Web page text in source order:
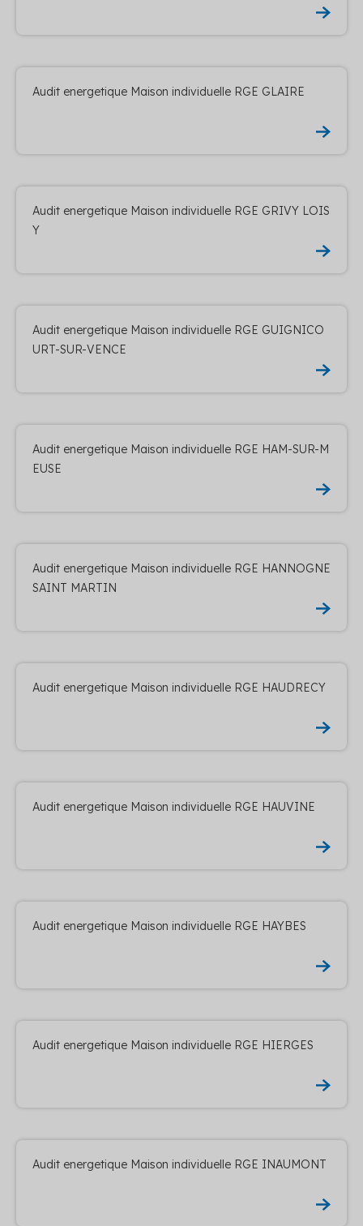
Audit energetique Maison individuelle RGE GLAIRE
Audit energetique Maison individuelle RGE GRIVY LOIS
Y
Audit energetique Maison individuelle RGE GUIGNICO
URT-SUR-VENCE
Audit energetique Maison individuelle RGE HAM-SUR-M
EUSE
Audit energetique Maison individuelle RGE HANNOGNE
SAINT MARTIN
Audit energetique Maison individuelle RGE HAUDRECY
Audit energetique Maison individuelle RGE HAUVINE
Audit energetique Maison individuelle RGE HAYBES
Audit energetique Maison individuelle RGE HIERGES
Audit energetique Maison individuelle RGE INAUMONT